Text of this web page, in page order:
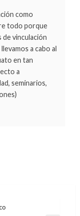
como
todo porque
de vinculación
a cabo al
en tan
a
seminarios,